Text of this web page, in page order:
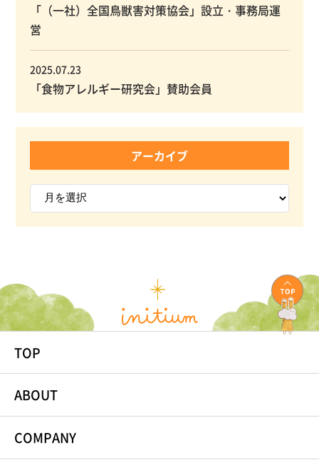
「（一社）全国鳥獣害対策協会」設立・事務局運
営
2025.07.23
「食物アレルギー研究会」賛助会員
アーカイブ
TOP
ABOUT
COMPANY